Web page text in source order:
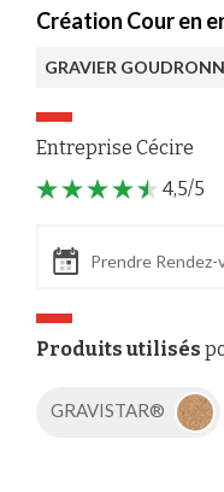
Création Cour en
GRAVIER
Entreprise Cécire
4,5/5
Prendre Rendez-
Produits utilisés
GRAVISTAR®